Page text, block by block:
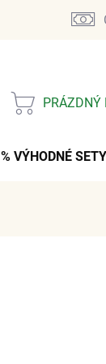
PRÁZDNÝ
% VÝHODNÉ SETY